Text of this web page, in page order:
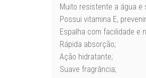
Muito resistente a água e
Possui vitamina E,
Espalha com facilidade e
Rápida absorção;
Ação hidratante;
Suave fragrância;